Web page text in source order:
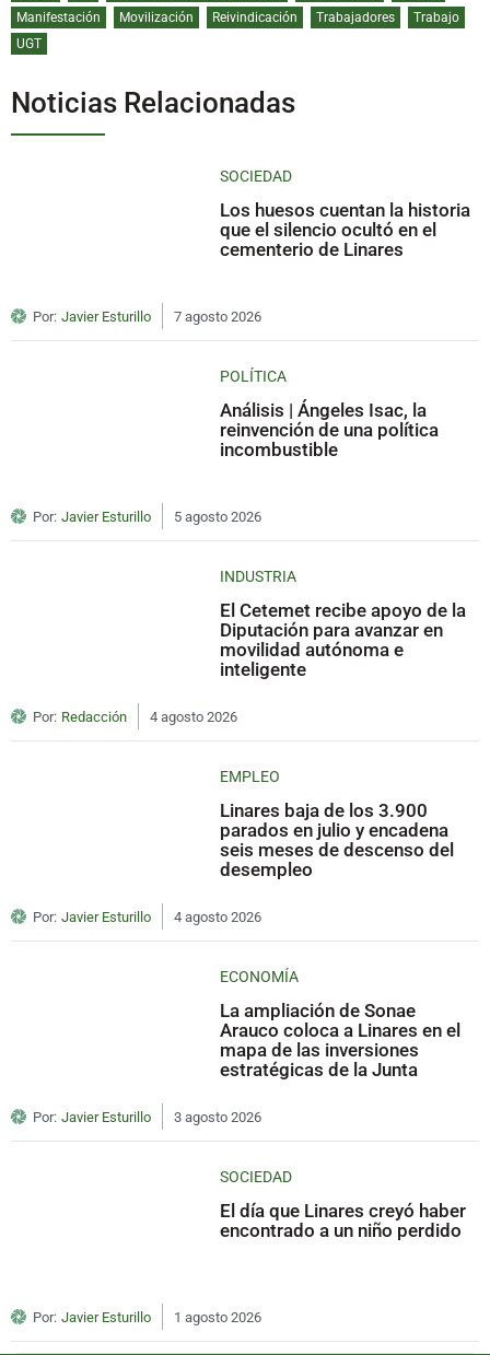
Manifestación
Movilización Reivindicación Trabajadores
Trabajo
UGT
Noticias Relacionadas
SOCIEDAD
Los huesos cuentan la historia
que el silencio ocultó en el
cementerio de Linares
Por: Javier Esturillo 7 agosto 2026
POLÍTICA
Análisis | Ángeles Isac, la
reinvención de una política
incombustible
Por: Javier Esturillo 5 agosto 2026
INDUSTRIA
El Cetemet recibe apoyo de la
Diputación para avanzar en
movilidad autónoma e
inteligente
Por: Redacción 4 agosto 2026
EMPLEO
Linares baja de los 3.900
parados en julio y encadena
seis meses de descenso del
desempleo
Por: Javier Esturillo 4 agosto 2026
ECONOMÍA
La ampliación de Sonae
Arauco coloca a Linares en el
mapa de las inversiones
estratégicas de la Junta
Por: Javier Esturillo 3 agosto 2026
SOCIEDAD
El día que Linares creyó haber
encontrado a un niño perdido
Por: Javier Esturillo 1 agosto 2026